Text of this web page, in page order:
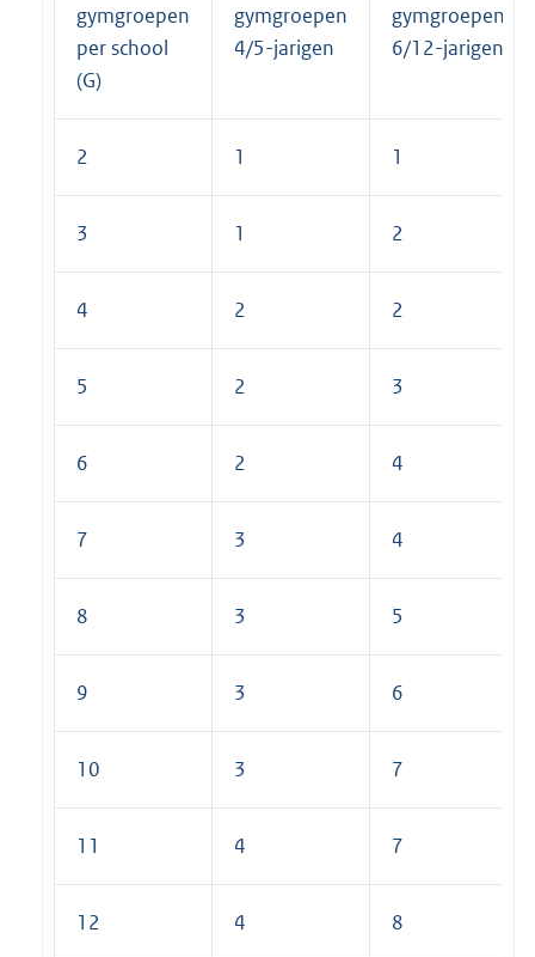
gymgroepen
per school
(G)
gymgroepen
4/5-jarigen
gymgroepen
6/12-jarigen
2 1 1
3 1 2
4 2 2
5 2 3
6 2 4
7 3 4
8 3 5
9 3 6
10 3 7
11 4 7
12 4 8